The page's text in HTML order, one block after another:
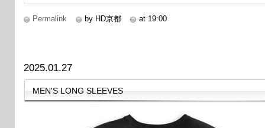
Permalink by HD京都 at 19:00
2025.01.27
MEN'S LONG SLEEVES